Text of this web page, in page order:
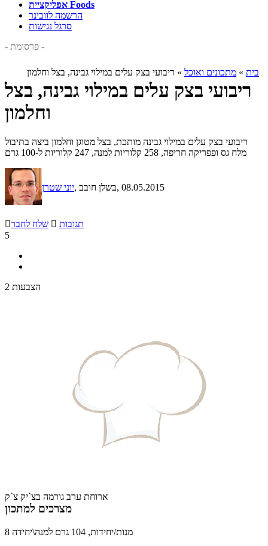
אפליקציית Foods
הרשמה לוובינר
סרגל נגישות
- פרסומת -
בית » מתכונים ואוכל » ריבועי בצק עלים במילוי גבינה, בצל וחלמון
ריבועי בצק עלים במילוי גבינה, בצל
וחלמון
ריבועי בצק עלים במילוי גבינה מותכת, בצל מטוגן וחלמון ביצה בתיבול
מלח גס ופפריקה חריפה, 258 קלוריות למנה, 247 קלוריות ל-100 גרם
יוני שטרן , בשלן חובב, 08.05.2015
שלח לחבר  תגובות
5
2 הצבעות
ארוחת ערב גורמה בצ`יק צ`ק
מצרכים למתכון
8 מנות/יחידות, 104 גרם למנה\יחידה